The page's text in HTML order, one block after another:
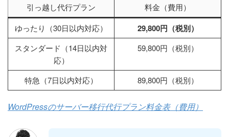
引っ越し代行プラン
料金（費用）
ゆったり（30日以内対応）
29,800円（税別）
スタンダード（14日以内対
応）
59,800円（税別）
特急（7日以内対応） 89,800円（税別）
WordPressのサーバー移行代行プラン料金表（費用）